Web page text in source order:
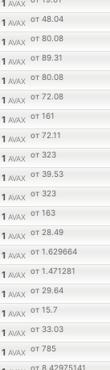
1 AVAX
1 AVAX от 48.04
1 AVAX от 80.08
1 AVAX от 89.31
1 AVAX от 80.08
1 AVAX от 72.08
1 AVAX от 161
1 AVAX от 72.11
1 AVAX от 323
1 AVAX от 39.53
1 AVAX от 323
1 AVAX от 163
1 AVAX от 28.49
1 AVAX от 1.629664
1 AVAX от 1.471281
1 AVAX от 29.64
1 AVAX от 15.7
1 AVAX от 33.03
1 AVAX от 785
от 8.42975141